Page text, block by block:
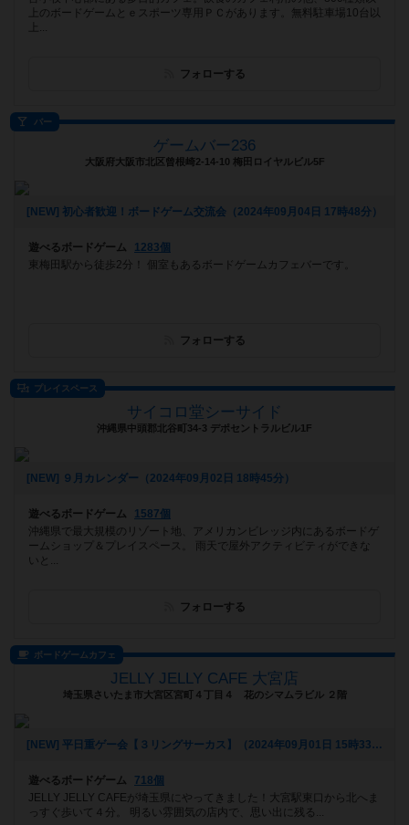
上のボードゲームとｅスポーツ専用ＰＣがあります。無料駐車場10台以
上...
フォローする
バー
ゲームバー236
大阪府大阪市北区曾根崎2-14-10 梅田ロイヤルビル5F
[NEW] 初心者歓迎！ボードゲーム交流会（2024年09月04日 17時48分）
遊べるボードゲーム
1283個
東梅田駅から徒歩2分！ 個室もあるボードゲームカフェバーです。
フォローする
プレイスペース
サイコロ堂シーサイド
沖縄県中頭郡北谷町34-3 デポセントラルビル1F
[NEW] ９月カレンダー（2024年09月02日 18時45分）
遊べるボードゲーム
1587個
沖縄県で最大規模のリゾート地、アメリカンビレッジ内にあるボードゲ
ームショップ＆プレイスペース。 雨天で屋外アクティビティができな
いと...
フォローする
ボードゲームカフェ
JELLY JELLY CAFE 大宮店
埼玉県さいたま市大宮区宮町４丁目４ 花のシマムラビル ２階
[NEW] 平日重ゲー会【３リングサーカス】（2024年09月01日 15時33分）
遊べるボードゲーム
718個
JELLY JELLY CAFEが埼玉県にやってきました！大宮駅東口から北へま
っすぐ歩いて４分。 明るい雰囲気の店内で、思い出に残る...